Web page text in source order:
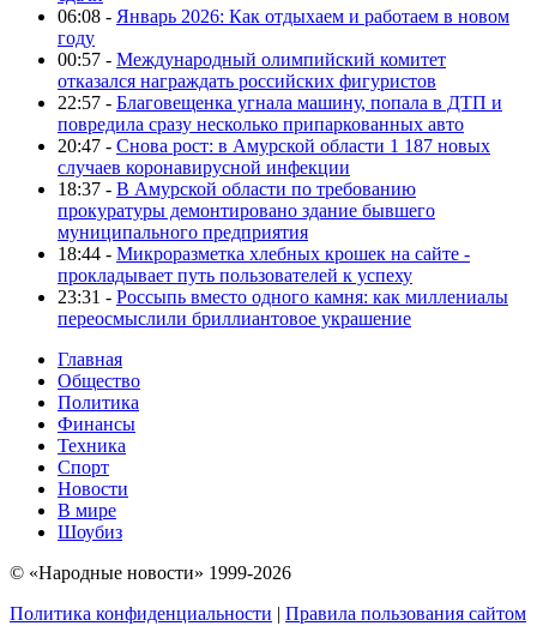
06:08 - Январь 2026: Как отдыхаем и работаем в новом
году
00:57 - Международный олимпийский комитет
отказался награждать российских фигуристов
22:57 - Благовещенка угнала машину, попала в ДТП и
повредила сразу несколько припаркованных авто
20:47 - Снова рост: в Амурской области 1 187 новых
случаев коронавирусной инфекции
18:37 - В Амурской области по требованию
прокуратуры демонтировано здание бывшего
муниципального предприятия
18:44 - Микроразметка хлебных крошек на сайте -
прокладывает путь пользователей к успеху
23:31 - Россыпь вместо одного камня: как миллениалы
переосмыслили бриллиантовое украшение
Главная
Общество
Политика
Финансы
Техника
Спорт
Новости
В мире
Шоубиз
© «Народные новости» 1999-2026
Политика конфиденциальности | Правила пользования сайтом